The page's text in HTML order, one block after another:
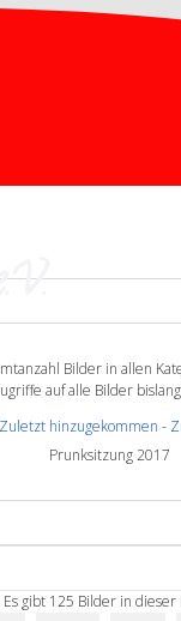
Bilder in allen
auf alle Bilder
Zuletzt hinzugekommen -
Prunksitzung 2017
Es gibt 125 Bilder in dieser